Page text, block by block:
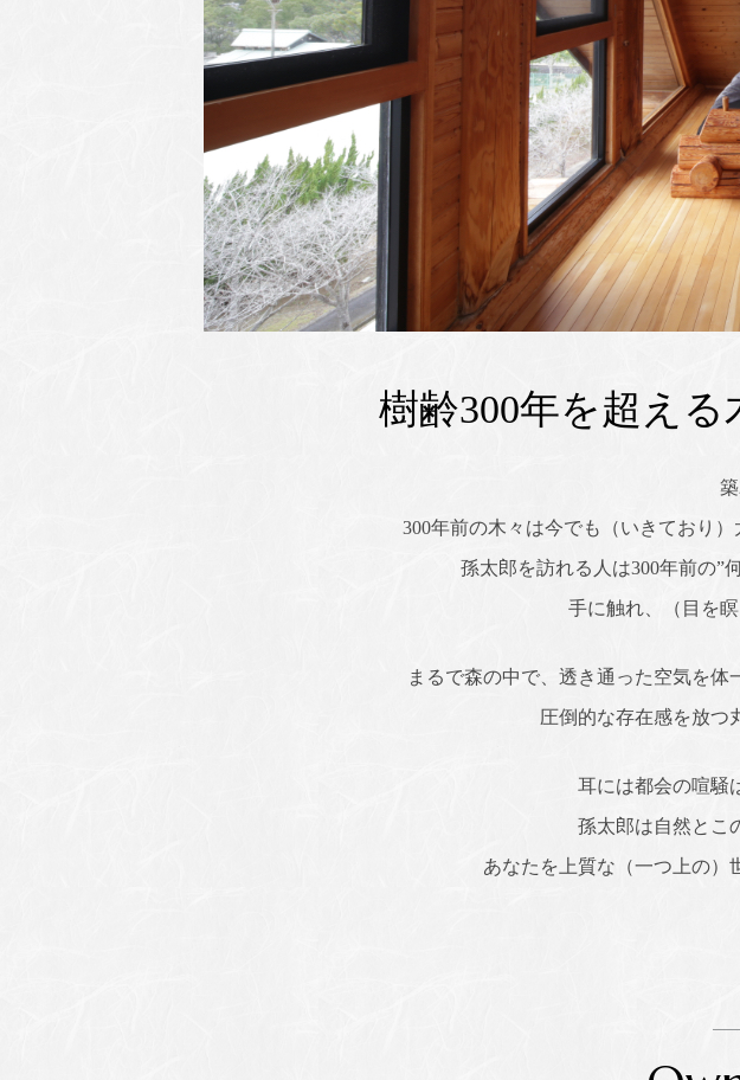
樹齢300年を超える
300年前の木々は今でも（いきており
孫太郎を訪れる人は300年前の”
手に触れ、（目を
まるで森の中で、透き通った空気を
圧倒的な存在感を放つ
耳には都会の喧騒
孫太郎は自然とこ
あなたを上質な（一つ上の）